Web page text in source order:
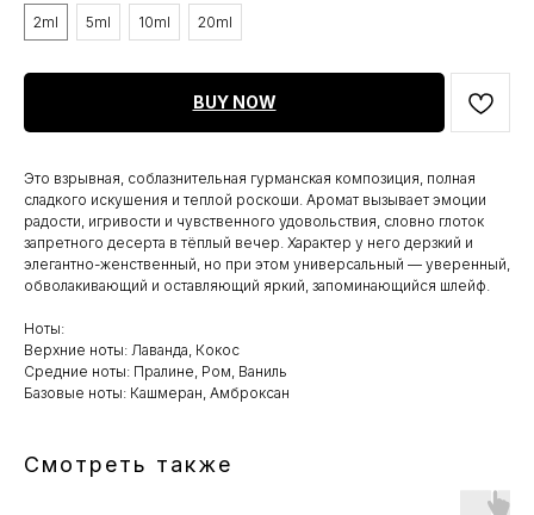
2ml
5ml 10ml 20ml
BUY NOW
Это взрывная, соблазнительная гурманская композиция, полная
сладкого искушения и теплой роскоши. Аромат вызывает эмоции
радости, игривости и чувственного удовольствия, словно глоток
запретного десерта в тёплый вечер. Характер у него дерзкий и
элегантно-женственный, но при этом универсальный — уверенный,
обволакивающий и оставляющий яркий, запоминающийся шлейф.
Ноты:
Верхние ноты: Лаванда, Кокос
Средние ноты: Пралине, Ром, Ваниль
Базовые ноты: Кашмеран, Амброксан
Смотреть также